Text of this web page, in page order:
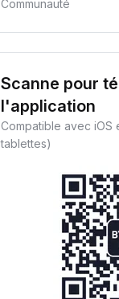
Communauté
Scanne pour
l'application
Compatible avec iOS
tablettes)